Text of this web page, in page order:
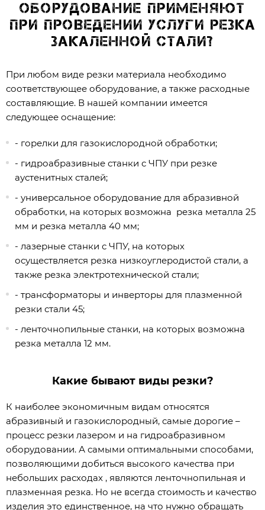
оборудование применяют
при проведении услуги резка
закаленной стали?
При любом виде резки материала необходимо
соответствующее оборудование, а также расходные
составляющие. В нашей компании имеется
следующее оснащение:
- горелки для газокислородной обработки;
- гидроабразивные станки с ЧПУ при резке
аустенитных сталей;
- универсальное оборудование для абразивной
обработки, на которых возможна резка металла 25
мм и резка металла 40 мм;
- лазерные станки с ЧПУ, на которых
осуществляется резка низкоуглеродистой стали, а
также резка электротехнической стали;
- трансформаторы и инверторы для плазменной
резки стали 45;
- ленточнопильные станки, на которых возможна
резка металла 12 мм.
Какие бывают виды резки?
К наиболее экономичным видам относятся
абразивный и газокислородный, самые дорогие –
процесс резки лазером и на гидроабразивном
оборудовании. А самыми оптимальными способами,
позволяющими добиться высокого качества при
небольших расходах , являются ленточнопильная и
плазменная резка. Но не всегда стоимость и качество
изделия это единственное, на что нужно обращать